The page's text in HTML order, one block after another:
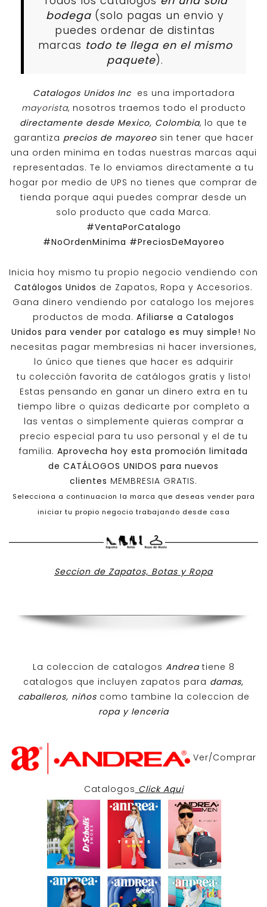
bodega (solo pagas un envio y
puedes ordenar de distintas
marcas todo te llega en el mismo
paquete).
Catalogos Unidos Inc es una importadora
mayorista, nosotros traemos todo el producto
directamente desde Mexico, Colombia, lo que te
garantiza precios de mayoreosin tener que hacer
una orden minima en todas nuestras marcas aqui
representadas. Te lo enviamos directamente a tu
hogar por medio de UPS no tienes que comprar de
tienda porque aqui puedes comprar desde un
solo producto que cada Marca.
#VentaPorCatalogo
#NoOrdenMinima #PreciosDeMayoreo
Inicia hoy mismo tu propio negocio vendiendo con
Catálogos Unidos de Zapatos, Ropa y Accesorios.
Gana dinero vendiendo por catalogo los mejores
productos de moda. Afiliarse a Catalogos
Unidos para vender por catalogo es muy simple! No
necesitas pagar membresias ni hacer inversiones,
lo único que tienes que hacer es adquirir
tu colección favorita de catálogos gratis y listo!
Estas pensando en ganar un dinero extra en tu
tiempo libre o quizas dedicarte por completo a
las ventas o simplemente quieras comprar a
precio especial para tu uso personal y el de tu
familia. Aprovecha hoy esta promoción limitada
de CATÁLOGOS UNIDOS para nuevos
clientes MEMBRESIA GRATIS.
Selecciona a continuacion la marca que deseas vender para
iniciar tu propio negocio trabajando desde casa
Seccion de Zapatos, Botas y Ropa
La coleccion de catalogos Andreatiene 8
catalogos que incluyen zapatos para damas,
caballeros, niños como tambine la coleccion de
ropa y lenceria
Ver/Comprar
Catalogos Click Aqui